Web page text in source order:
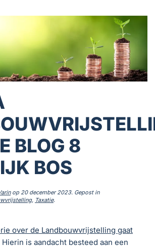
BLOG 8
BOS
op 20 december 2023. Gepost in
, Taxatie.
over de Landbouwvrijstelling gaat
Hierin is aandacht besteed aan een